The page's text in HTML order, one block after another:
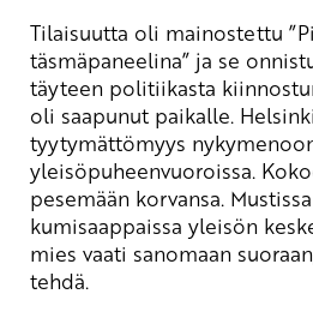
Tilaisuutta oli mainostettu
täsmäpaneelina” ja se
täyteen politiikasta
oli saapunut paikalle.
tyytymättömyys
yleisöpuheenvuoroissa.
pesemään korvansa.
kumisaappaissa yleisön
mies vaati sanomaan
tehdä.